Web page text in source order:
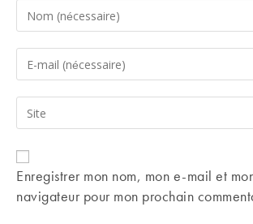
Enter
your
name
comment
Enter
your
email
address
comment
Saisir
l’URL
de
votre
(facultatif)
Enregistrer mon nom, mon e-mail et
navigateur pour mon prochain